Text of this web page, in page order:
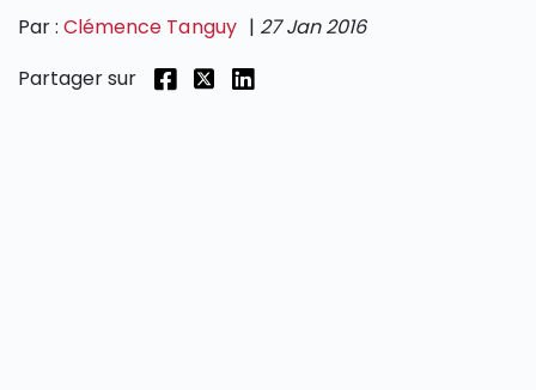
Par :Clémence Tanguy | 27 Jan 2016
Partager sur